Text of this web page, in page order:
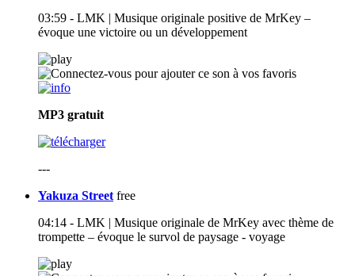
03:59 - LMK | Musique originale positive de MrKey –
évoque une victoire ou un développement
MP3 gratuit
---
Yakuza Street free
04:14 - LMK | Musique originale de MrKey avec thème de
trompette – évoque le survol de paysage - voyage